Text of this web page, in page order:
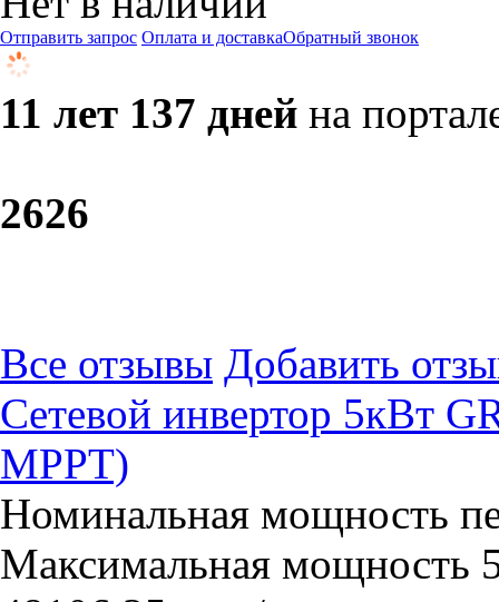
Отправить запрос Оплата и доставкаОбратный звонок
11 лет 137 дней на
2626
Все отзывы Добавить
Сетевой инвертор 5кВт
МРРТ)
Номинальная мощность
Максимальная мощность